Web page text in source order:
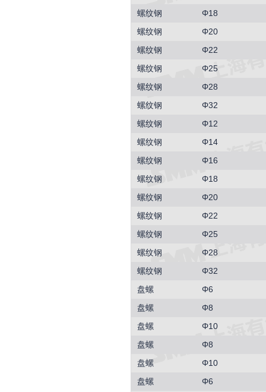
螺纹钢
Φ18
螺纹钢
Φ20
螺纹钢
Φ22
螺纹钢
Φ25
螺纹钢
Φ28
螺纹钢
Φ32
螺纹钢
Φ12
螺纹钢
Φ14
螺纹钢
Φ16
螺纹钢
Φ18
螺纹钢
Φ20
螺纹钢
Φ22
螺纹钢
Φ25
螺纹钢
Φ28
螺纹钢
Φ32
盘螺
Φ6
盘螺
Φ8
盘螺
Φ10
盘螺
Φ8
盘螺
Φ10
盘螺
Φ6